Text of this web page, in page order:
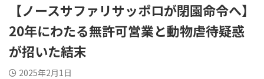
【ノースサファリサッポロが閉園命令へ】
20年にわたる無許可営業と動物虐待疑惑
が招いた結末
2025年2月1日